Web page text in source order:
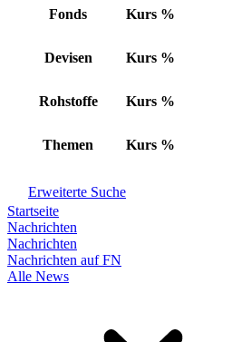
Fonds Kurs %
Devisen Kurs %
Rohstoffe Kurs %
Themen Kurs %
Erweiterte Suche
Startseite
Nachrichten
Nachrichten
Nachrichten auf FN
Alle News